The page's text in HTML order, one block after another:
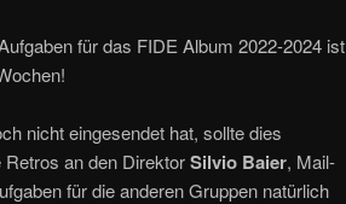
für das FIDE Album 2022-2024 ist
nicht eingesendet hat, sollte dies
an den DirektorSilvio Baier, Mail-
für die anderen Gruppen natürlich